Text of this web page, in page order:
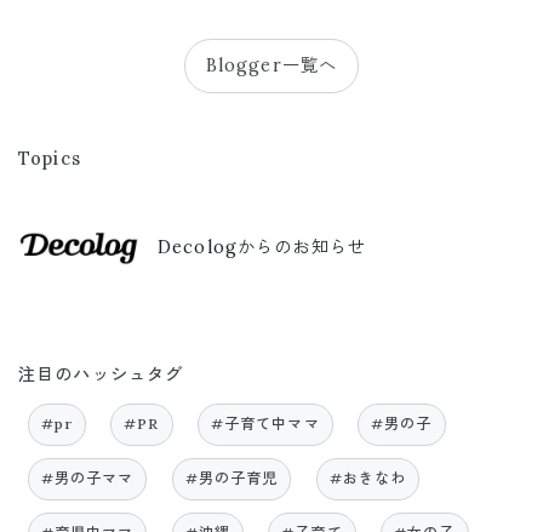
Blogger一覧へ
Topics
Decologからのお知らせ
注目のハッシュタグ
#pr #PR #子育て中ママ #男の子
#男の子ママ #男の子育児 #おきなわ